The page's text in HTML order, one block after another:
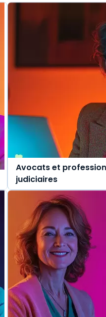
Avocats et
judiciaires
Des solutions tout-en-
pensées pour les avocats
judiciaires.
Une offre globale pour
vos missions au quotidien.